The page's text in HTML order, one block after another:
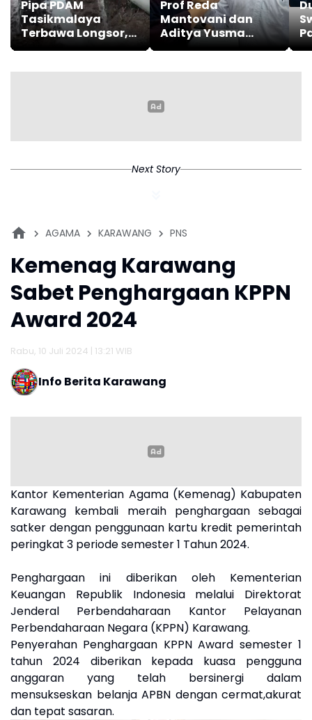
Pipa PDAM
Tasikmalaya
Terbawa Longsor,
Ribuan Pelanggan
Prof Reda
Mantovani dan
Aditya Yusma
Perkuat Peran dan
Badan
Desa
Next Story
AGAMA KARAWANG PNS
Kemenag Karawang
Sabet Penghargaan KPPN
Award 2024
Rabu, 10 Juli 2024 | 13:21 WIB
Info Berita Karawang
Kantor Kementerian Agama (Kemenag) Kabupaten
Karawang kembali meraih penghargaan sebagai
satker dengan penggunaan kartu kredit pemerintah
peringkat 3 periode semester 1 Tahun 2024.
Penghargaan ini diberikan oleh Kementerian
Keuangan Republik Indonesia melalui Direktorat
Jenderal Perbendaharaan Kantor Pelayanan
Perbendaharaan Negara (KPPN) Karawang.
Penyerahan Penghargaan KPPN Award semester 1
tahun 2024 diberikan kepada kuasa pengguna
anggaran yang telah bersinergi dalam
mensukseskan belanja APBN dengan cermat,akurat
dan tepat sasaran.